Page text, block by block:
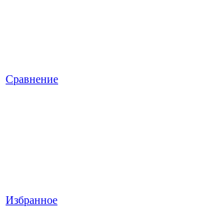
Сравнение
Избранное